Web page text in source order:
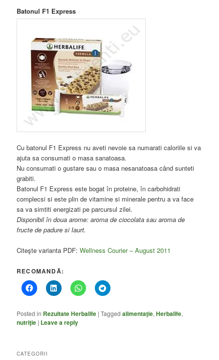
Batonul F1 Express
Cu batonul F1 Express nu aveti nevoie sa numarati caloriile si va
ajuta sa consumati o masa sanatoasa.
Nu consumati o gustare sau o masa nesanatoasa când sunteti
grabiti.
Batonul F1 Express este bogat în proteine, în carbohidrati
complecsi si este plin de vitamine si minerale pentru a va face
sa va simtiti energizati pe parcursul zilei.
Disponibil în doua arome: aroma de ciocolata sau aroma de
fructe de padure si Iaurt.
Citeşte varianta PDF:Wellness Courier – August 2011
RECOMANDĂ:
Posted in Rezultate Herbalife |Tagged alimentaţie,Herbalife,
nutriţie | Leave a reply
CATEGORII